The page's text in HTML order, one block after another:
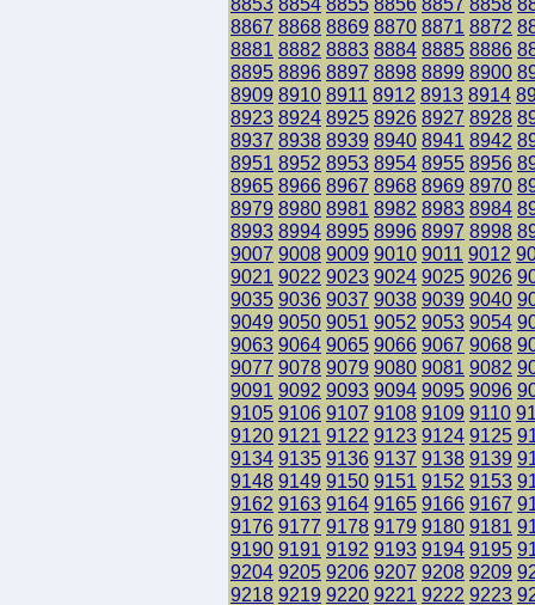
8867 8868 8869 8870 8871 8872
8881 8882 8883 8884 8885 8886
8895 8896 8897 8898 8899 8900
8909 8910 8911 8912 8913 8914
8923 8924 8925 8926 8927 8928
8937 8938 8939 8940 8941 8942
8951 8952 8953 8954 8955 8956
8965 8966 8967 8968 8969 8970
8979 8980 8981 8982 8983 8984
8993 8994 8995 8996 8997 8998
9007 9008 9009 9010 9011 9012
9021 9022 9023 9024 9025 9026
9035 9036 9037 9038 9039 9040
9049 9050 9051 9052 9053 9054
9063 9064 9065 9066 9067 9068
9077 9078 9079 9080 9081 9082
9091 9092 9093 9094 9095 9096
9105 9106 9107 9108 9109 9110
9120 9121 9122 9123 9124 9125
9134 9135 9136 9137 9138 9139
9148 9149 9150 9151 9152 9153
9162 9163 9164 9165 9166 9167
9176 9177 9178 9179 9180 9181
9190 9191 9192 9193 9194 9195
9204 9205 9206 9207 9208 9209
9218 9219 9220 9221 9222 9223